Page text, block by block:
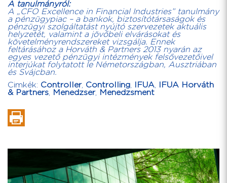
A tanulmányról:
A „CFO Excellence in Financial Industries” tanulmány
a pénzügypiac – a bankok, biztosítótársaságok és
pénzügyi szolgáltatást nyújtó szervezetek aktuális
helyzetét, valamint a jövőbeli elvárásokat és
követelményrendszereket vizsgálja. Ennek
feltárásához a Horváth & Partners 2013 nyarán az
egyes vezető pénzügyi intézmények felsővezetőivel
interjúkat folytatott le Németországban, Ausztriában
és Svájcban.
Cimkék: Controller, Controlling, IFUA,
IFUA Horváth
& Partners, Menedzser, Menedzsment